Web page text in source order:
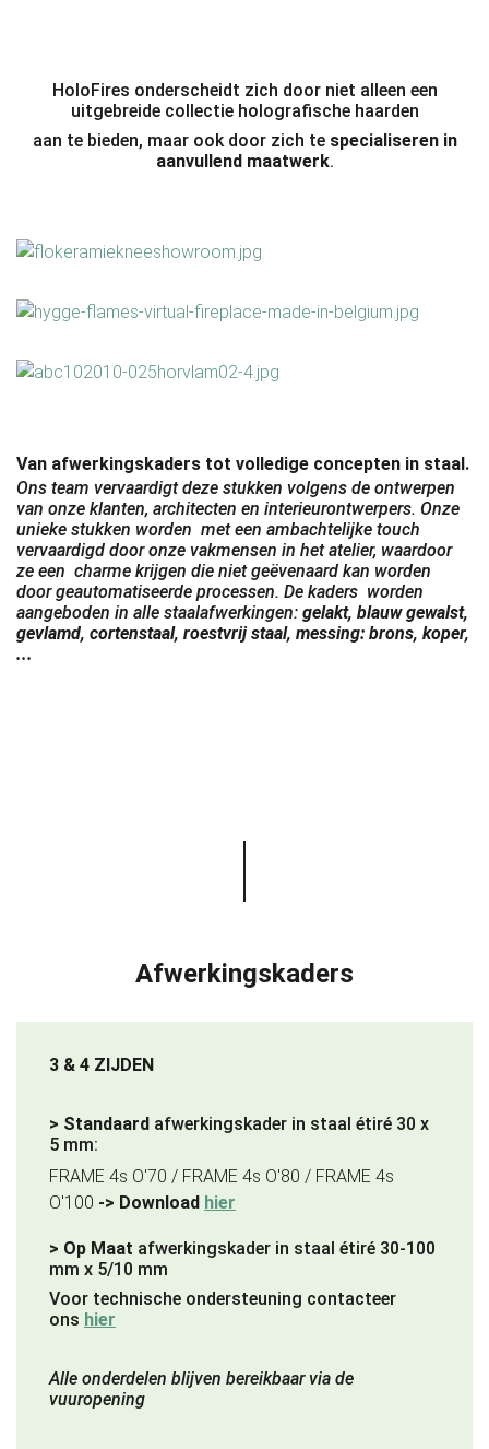
HoloFires onderscheidt zich door niet alleen een
uitgebreide collectie holografische haarden
aan te bieden, maar ook door zich te specialiseren in
aanvullend maatwerk.
Van afwerkingskaders tot volledige concepten in staal.
Ons team vervaardigt deze stukken volgens de ontwerpen
van onze klanten, architecten en interieurontwerpers. Onze
unieke stukken worden met een ambachtelijke touch
vervaardigd door onze vakmensen in het atelier, waardoor
ze een charme krijgen die niet geëvenaard kan worden
doorgeautomatiseerde processen. De kaders worden
aangeboden in alle staalafwerkingen: gelakt, blauw gewalst,
gevlamd, cortenstaal, roestvrij staal, messing: brons, koper,
...
Afwerkingskaders
3 & 4 ZIJDEN
> Standaard afwerkingskader in staal étiré 30 x
5 mm:
FRAME 4s O'70 / FRAME 4s O'80 / FRAME 4s
O'100 -> Download hier
> Op Maat afwerkingskader in staal étiré 30-100
mm x 5/10 mm
Voor technische ondersteuning contacteer
ons hier
Alle onderdelen blijven bereikbaar via de
vuuropening